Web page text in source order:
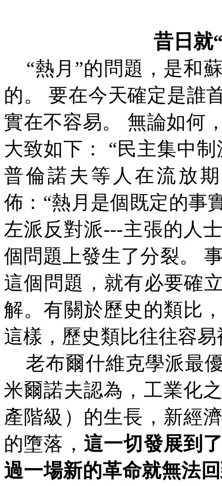
昔日就
“熱月 ”的問題，是和
的。
要在今天確定是誰
實在不容易。
無論如何
大致如下：
“民主集中制
普倫諾夫等人在流放
佈： “熱月是個既定的事
左派反對派---主張的人
個問題上發生了分裂。
這個問題，就有必要確
解。有關於歷史的類比
這樣，歷史類比往往容
老布爾什維克學派最
米爾諾夫認為，工業化
產階級）的生長，新經
的墮落， 這一切發展到
過一場新的革命就無法